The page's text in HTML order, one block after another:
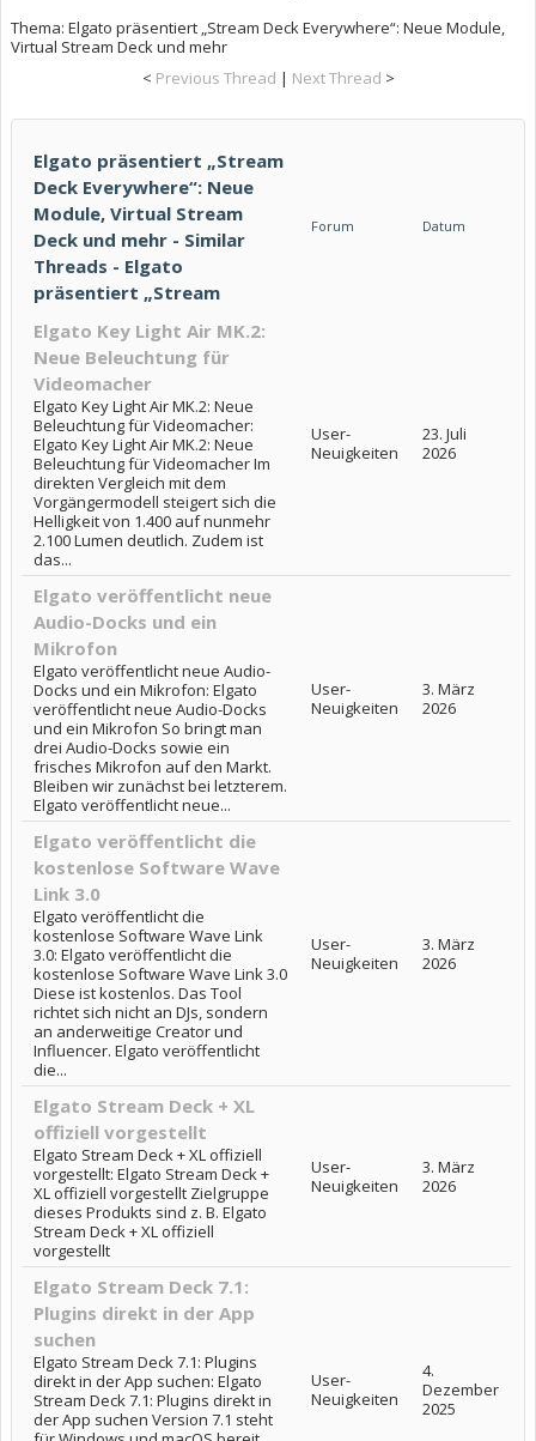
Thema: Elgato präsentiert „Stream Deck Everywhere“: Neue Module,
Virtual Stream Deck und mehr
< Previous Thread | Next Thread >
Elgato präsentiert „Stream
Deck Everywhere“: Neue
Module, Virtual Stream
Deck und mehr - Similar
Threads - Elgato
präsentiert „Stream
Forum Datum
Elgato Key Light Air MK.2:
Neue Beleuchtung für
Videomacher
Elgato Key Light Air MK.2: Neue
Beleuchtung für Videomacher:
Elgato Key Light Air MK.2: Neue
Beleuchtung für Videomacher Im
direkten Vergleich mit dem
Vorgängermodell steigert sich die
Helligkeit von 1.400 auf nunmehr
2.100 Lumen deutlich. Zudem ist
das...
User-
Neuigkeiten
23. Juli
2026
Elgato veröffentlicht neue
Audio-Docks und ein
Mikrofon
Elgato veröffentlicht neue Audio-
Docks und ein Mikrofon: Elgato
veröffentlicht neue Audio-Docks
und ein Mikrofon So bringt man
drei Audio-Docks sowie ein
frisches Mikrofon auf den Markt.
Bleiben wir zunächst bei letzterem.
Elgato veröffentlicht neue...
User-
Neuigkeiten
3. März
2026
Elgato veröffentlicht die
kostenlose Software Wave
Link 3.0
Elgato veröffentlicht die
kostenlose Software Wave Link
3.0: Elgato veröffentlicht die
kostenlose Software Wave Link 3.0
Diese ist kostenlos. Das Tool
richtet sich nicht an DJs, sondern
an anderweitige Creator und
Influencer. Elgato veröffentlicht
die...
User-
Neuigkeiten
3. März
2026
Elgato Stream Deck + XL
offiziell vorgestellt
Elgato Stream Deck + XL offiziell
vorgestellt: Elgato Stream Deck +
XL offiziell vorgestellt Zielgruppe
dieses Produkts sind z. B. Elgato
Stream Deck + XL offiziell
vorgestellt
User-
Neuigkeiten
3. März
2026
Elgato Stream Deck 7.1:
Plugins direkt in der App
suchen
Elgato Stream Deck 7.1: Plugins
direkt in der App suchen: Elgato
Stream Deck 7.1: Plugins direkt in
der App suchen Version 7.1 steht
User-
Neuigkeiten
4.
Dezember
2025